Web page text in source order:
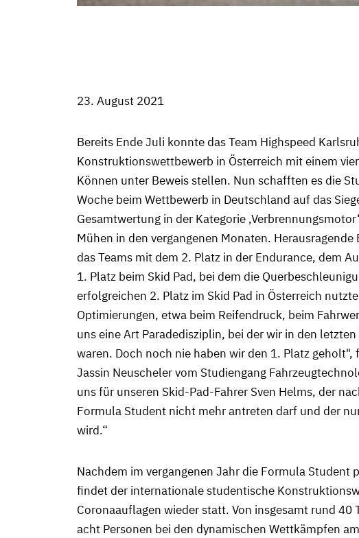
23. August 2021
Bereits Ende Juli konnte das Team Highspeed
Konstruktionswettbewerb in Österreich mit einem
Können unter Beweis stellen. Nun schafften es die
Woche beim Wettbewerb in Deutschland auf das
Gesamtwertung in der Kategorie
Mühen in den vergangenen Monaten.
das Teams mit dem 2. Platz in der Endurance, dem
1. Platz beim Skid Pad, bei dem die
erfolgreichen 2. Platz im Skid Pad in Österreich
Optimierungen, etwa beim Reifendruck, beim
uns eine Art Paradedisziplin, bei der wir in den
waren. Doch noch nie haben wir den 1. Platz
Jassin Neuscheler vom Studiengang
uns für unseren Skid-Pad-Fahrer Sven Helms, der
Formula Student nicht mehr antreten darf und der
wird.“
Nachdem im vergangenen Jahr die Formula Student
findet der internationale studentische
Coronaauflagen wieder statt. Von insgesamt rund
acht Personen bei den dynamischen Wettkämpfen